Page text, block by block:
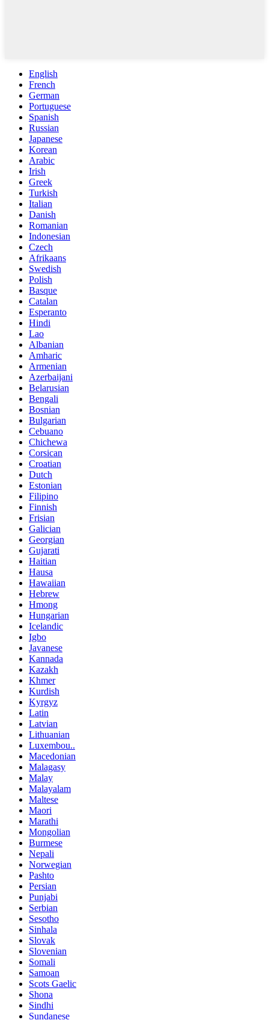
English
French
German
Portuguese
Spanish
Russian
Japanese
Korean
Arabic
Irish
Greek
Turkish
Italian
Danish
Romanian
Indonesian
Czech
Afrikaans
Swedish
Polish
Basque
Catalan
Esperanto
Hindi
Lao
Albanian
Amharic
Armenian
Azerbaijani
Belarusian
Bengali
Bosnian
Bulgarian
Cebuano
Chichewa
Corsican
Croatian
Dutch
Estonian
Filipino
Finnish
Frisian
Galician
Georgian
Gujarati
Haitian
Hausa
Hawaiian
Hebrew
Hmong
Hungarian
Icelandic
Igbo
Javanese
Kannada
Kazakh
Khmer
Kurdish
Kyrgyz
Latin
Latvian
Lithuanian
Luxembou..
Macedonian
Malagasy
Malay
Malayalam
Maltese
Maori
Marathi
Mongolian
Burmese
Nepali
Norwegian
Pashto
Persian
Punjabi
Serbian
Sesotho
Sinhala
Slovak
Slovenian
Somali
Samoan
Scots Gaelic
Shona
Sindhi
Sundanese